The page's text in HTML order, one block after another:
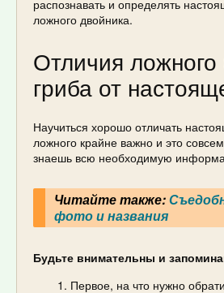
распознавать и определять
ложного двойника.
Отличия ложного
гриба от
Научиться хорошо отличать
ложного крайне важно и это
знаешь всю необходимую
Читайте также:
фото и названия
Будьте внимательны и
Первое, на что нужно